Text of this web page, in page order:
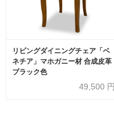
リビングダイニングチェア「ベ
ネチア」マホガニー材 合成皮革
ブラック色
49,500 円